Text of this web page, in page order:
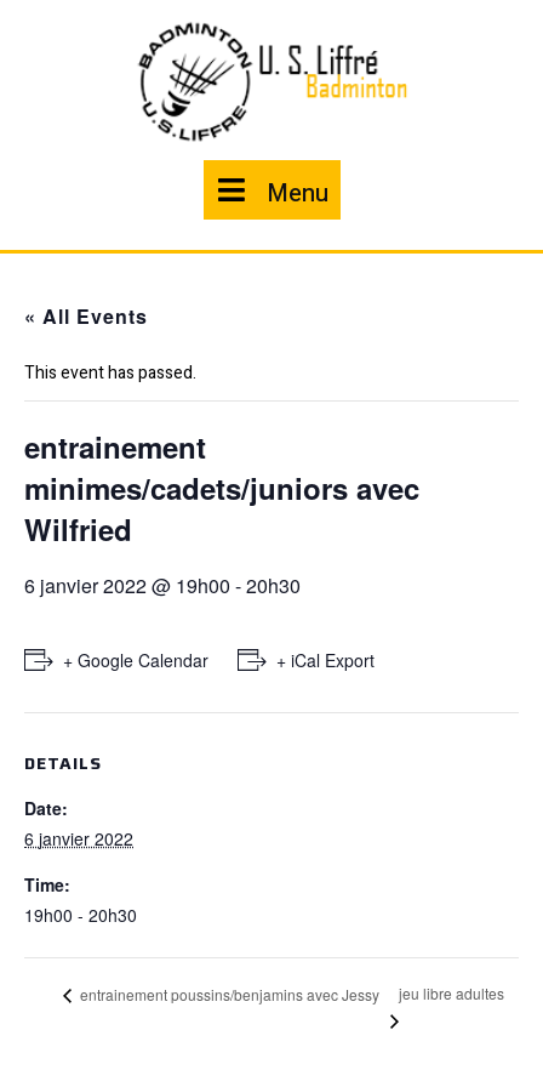
Menu
« All Events
This event has passed.
entrainement
minimes/cadets/juniors avec
Wilfried
6 janvier 2022 @ 19h00 -20h30
+ Google Calendar + iCal Export
DETAILS
Date:
6 janvier 2022
Time:
19h00 - 20h30
entrainement poussins/benjamins avec Jessy jeu libre adultes